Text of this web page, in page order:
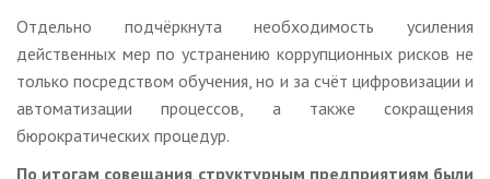
Отдельно подчёркнута необходимость усиления
действенных мер по устранению коррупционных рисков не
только посредством обучения, но и за счёт цифровизации и
автоматизации процессов, а также сокращения
бюрократических процедур.
По итогам совещания структурным предприятиям были